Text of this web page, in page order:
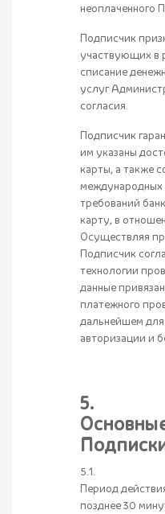
неоплаченного
Подписчик
участвующих в
списание
услуг
согласия.
Подписчик
им указаны
карты, а также
международных
требований
карту, в
Осуществляя
Подписчик
технологии
данные
платежного
дальнейшем
авторизации и
5.
5.1.
Период
позднее 30